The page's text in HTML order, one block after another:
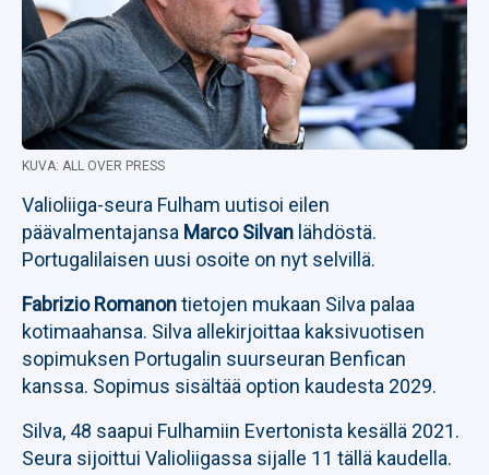
KUVA: ALL OVER PRESS
Valioliiga-seura Fulham uutisoi eilen
päävalmentajansa Marco Silvan lähdöstä.
Portugalilaisen uusi osoite on nyt selvillä.
Fabrizio Romanontietojen mukaan Silva palaa
kotimaahansa. Silva allekirjoittaa kaksivuotisen
sopimuksen Portugalin suurseuran Benfican
kanssa. Sopimus sisältää option kaudesta 2029.
Silva, 48 saapui Fulhamiin Evertonista kesällä 2021.
Seura sijoittui Valioliigassa sijalle 11 tällä kaudella.